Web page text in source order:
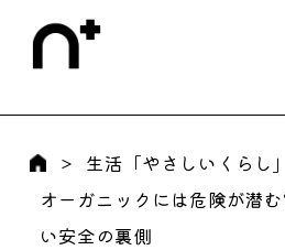
生活「やさしいくらし」
オーガニックには危険が潜
い安全の裏側